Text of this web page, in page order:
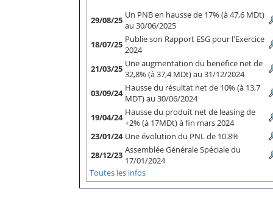
29/08/25 Un PNB en hausse de 17% (à 47,6 MDt)
au 30/06/2025
18/07/25 Publie son Rapport ESG pour l'Exercice
2024
21/03/25 Une augmentation du benefice net de
32,8% (à 37,4 MDt) au 31/12/2024
03/09/24 Hausse du résultat net de 10% (à 13,7
MDT) au 30/06/2024
19/04/24 Hausse du produit net de leasing de
+2% (à 17MDt) à fin mars 2024
23/01/24 Une évolution du PNL de 10.8%
28/12/23 Assemblée Générale Spéciale du
17/01/2024
Toutes les infos